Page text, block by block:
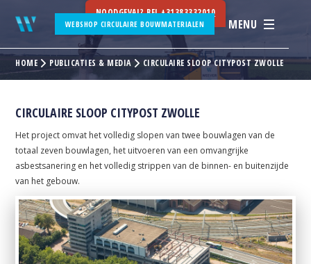
WEBSHOP CIRCULAIRE BOUWMATERIALEN MENU
NOODGEVAL? BEL+31383332010
HOME PUBLICATIES & MEDIA CIRCULAIRE SLOOP CITYPOST ZWOLLE
CIRCULAIRE SLOOP CITYPOST ZWOLLE
Het project omvat het volledig slopen van twee bouwlagen van de
totaal zeven bouwlagen, het uitvoeren van een omvangrijke
asbestsanering en het volledig strippen van de binnen- en buitenzijde
van het gebouw.